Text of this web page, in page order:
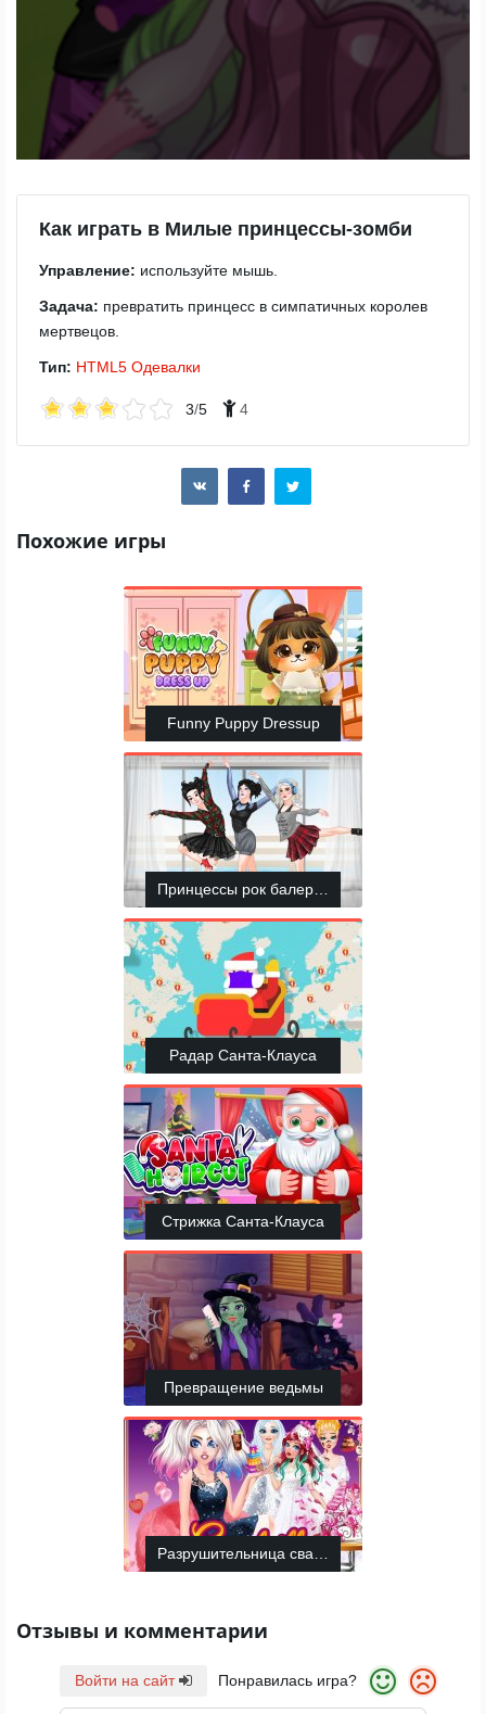
Как играть в Милые принцессы-зомби
Управление: используйте мышь.
Задача: превратить принцесс в симпатичных королев
мертвецов.
Тип: HTML5 Одевалки
3/5 4
Похожие игры
Funny Puppy Dressup
Принцессы рок балерины
Радар Санта-Клауса
Стрижка Санта-Клауса
Превращение ведьмы
Разрушительница свадеб Харли
Отзывы и комментарии
Войти на сайт Понравилась игра?